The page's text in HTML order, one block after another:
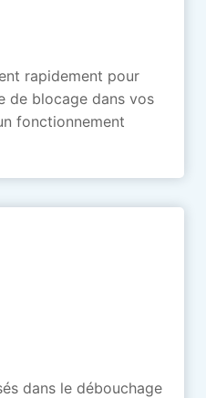
rapidement pour
de blocage dans vos
fonctionnement
dans le débouchage